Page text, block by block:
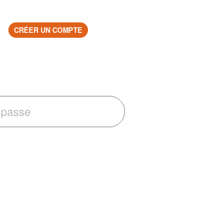
CRÉER UN COMPTE